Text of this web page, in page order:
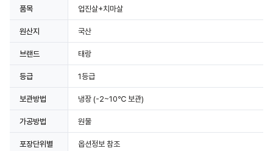
품목 업진살+치마살
원산지 국산
브랜드 태랑
등급 1등급
보관방법 냉장 (-2~10℃ 보관)
가공방법 원물
포장단위별
옵션정보 참조